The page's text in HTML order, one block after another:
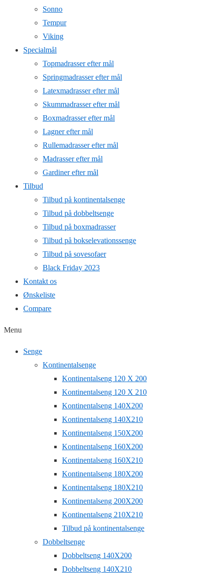
Sonno
Tempur
Viking
Specialmål
Topmadrasser efter mål
Springmadrasser efter mål
Latexmadrasser efter mål
Skummadrasser efter mål
Boxmadrasser efter mål
Lagner efter mål
Rullemadrasser efter mål
Madrasser efter mål
Gardiner efter mål
Tilbud
Tilbud på kontinentalsenge
Tilbud på dobbeltsenge
Tilbud på boxmadrasser
Tilbud på bokselevationssenge
Tilbud på sovesofaer
Black Friday 2023
Kontakt os
Ønskeliste
Compare
Menu
Senge
Kontinentalsenge
Kontinentalseng 120 X 200
Kontinentalseng 120 X 210
Kontinentalseng 140X200
Kontinentalseng 140X210
Kontinentalseng 150X200
Kontinentalseng 160X200
Kontinentalseng 160X210
Kontinentalseng 180X200
Kontinentalseng 180X210
Kontinentalseng 200X200
Kontinentalseng 210X210
Tilbud på kontinentalsenge
Dobbeltsenge
Dobbeltseng 140X200
Dobbeltseng 140X210